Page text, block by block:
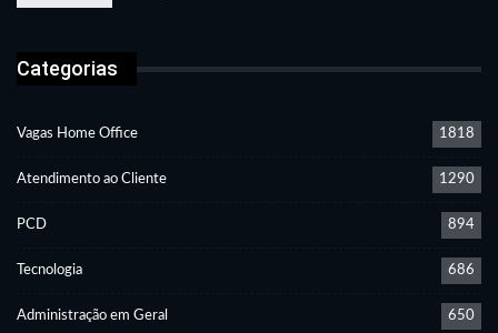
Categorias
Vagas Home Office 1818
Atendimento ao Cliente 1290
PCD 894
Tecnologia 686
Administração em Geral 650